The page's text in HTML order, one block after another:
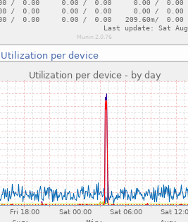
Utilization per device